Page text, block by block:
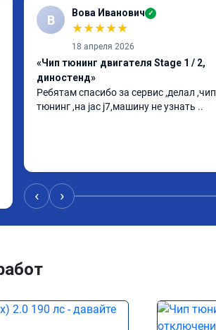
В Вова Иванович ✓
★★★★★
18 апреля 2026
«Чип тюнинг двигателя Stage 1 / 2,
диностенд»
Ребятам спасибо за сервис ,делал ,чип
тюнинг ,на jac j7,машину не узнать ..
‹ ›